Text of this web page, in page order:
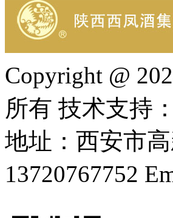
Copyright @
所有 技术支持：
地址：西安市
13720767752